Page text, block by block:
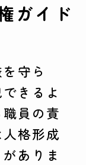
ガイド
守ら
きるよ
員の責
格形成
ありま